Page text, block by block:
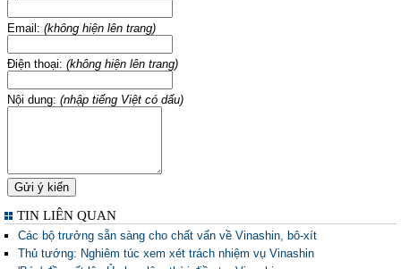
Email: (không hiện lên trang)
Điện thoại: (không hiện lên trang)
Nội dung: (nhập tiếng Việt có dấu)
TIN LIÊN QUAN
Các bộ trưởng sẵn sàng cho chất vấn về Vinashin, bô-xít
Thủ tướng: Nghiêm túc xem xét trách nhiệm vụ Vinashin